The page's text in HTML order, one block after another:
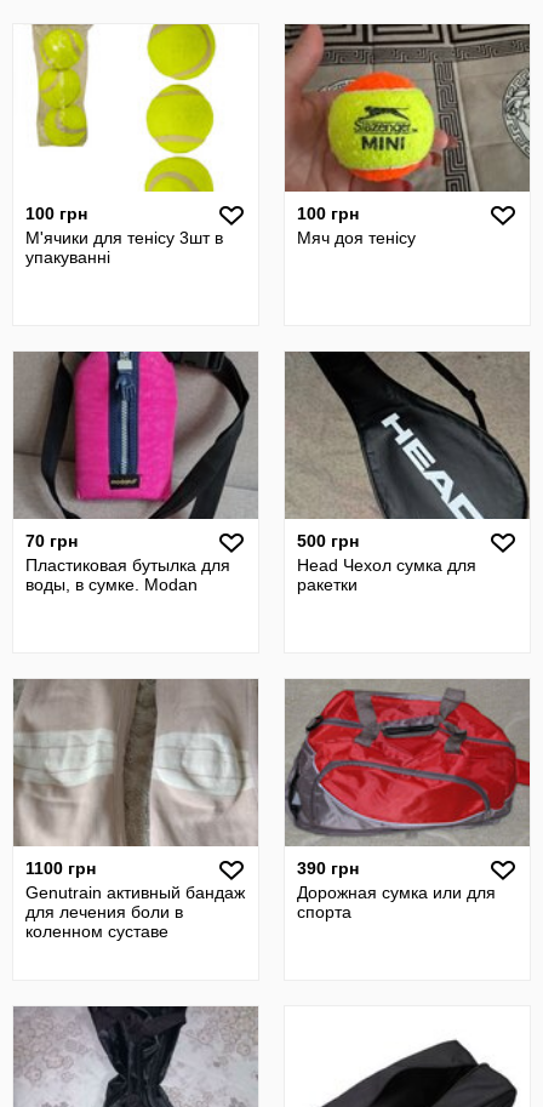
100 грн
М'ячики для тенісу 3шт в
упакуванні
100 грн
Мяч доя тенісу
70 грн
Пластиковая бутылка для
воды, в сумке. Modan
500 грн
Head Чехол сумка для
ракетки
1100 грн
Genutrain активный бандаж
для лечения боли в
коленном суставе
390 грн
Дорожная сумка или для
спорта